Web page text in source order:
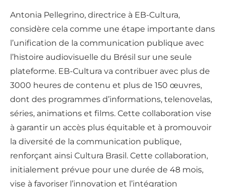
Antonia Pellegrino, directrice à EB-Cultura,
considère cela comme une étape importante dans
l’unification de la communication publique avec
l’histoire audiovisuelle du Brésil sur une seule
plateforme. EB-Cultura va contribuer avec plus de
3000 heures de contenu et plus de 150 œuvres,
dont des programmes d’informations, telenovelas,
séries, animations et films. Cette collaboration vise
à garantir un accès plus équitable et à promouvoir
la diversité de la communication publique,
renforçant ainsi Cultura Brasil. Cette collaboration,
initialement prévue pour une durée de 48 mois,
vise à favoriser l’innovation et l’intégration